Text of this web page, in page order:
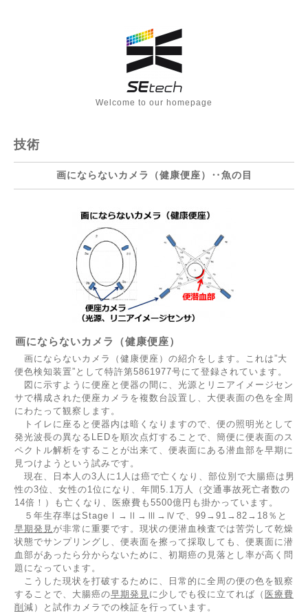
Welcome to our homepage
技術
画にならないカメラ（健康便座）‥魚の目
画にならないカメラ（健康便座）
画にならないカメラ（健康便座）の紹介をします。これは”大
便色検知装置”として特許第5861977号にて登録されています。
図に示すように便座と便器の間に、光源とリニアイメージセン
サで構成された便座カメラを複数台設置し、大便表面の色を全周
にわたって観察します。
トイレに座ると便器内は暗くなりますので、便の照明光として
発光波長の異なるLEDを順次点灯することで、簡便に便表面のス
ペクトル解析をすることが出来て、便表面にある潜血部を早期に
見つけようという試みです。
現在、日本人の3人に1人は癌で亡くなり、部位別で大腸癌は男
性の3位、女性の1位になり、年間5.1万人（交通事故死亡者数の
14倍！）も亡くなり、医療費も5500億円も掛かっています。
５年生存率はStageⅠ→Ⅱ→Ⅲ→Ⅳで、99→91→82→18％と
早期発見が非常に重要です。現状の便潜血検査では苦労して乾燥
状態でサンプリングし、便表面を擦って採取しても、便裏面に潜
血部があったら分からないために、初期癌の見落とし率が高く問
題になっています。
こうした現状を打破するために、日常的に全周の便の色を観察
することで、大腸癌の早期発見に少しでも役に立てれば（ 医療費
削 減）と試作カメラでの検証を行っています。